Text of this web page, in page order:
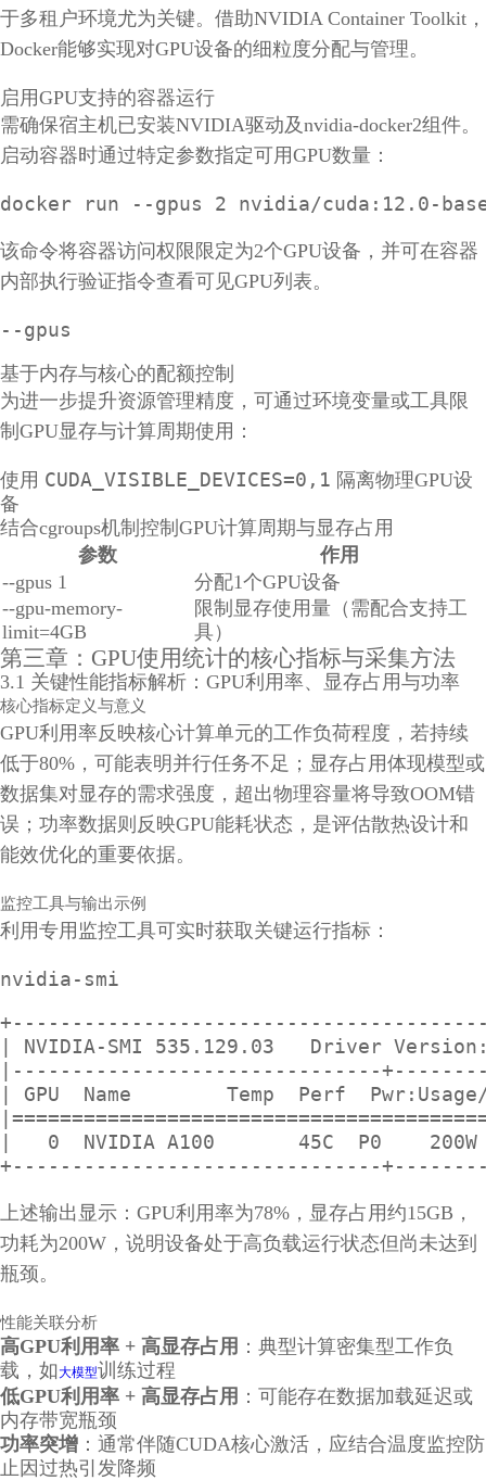
于多租户环境尤为关键。借助NVIDIA Container Toolkit，
Docker能够实现对GPU设备的细粒度分配与管理。
启用GPU支持的容器运行
需确保宿主机已安装NVIDIA驱动及nvidia-docker2组件。
启动容器时通过特定参数指定可用GPU数量：
docker run --gpus 2 nvidia/cuda:12.0-
该命令将容器访问权限限定为2个GPU设备，并可在容器
内部执行验证指令查看可见GPU列表。
--gpus
基于内存与核心的配额控制
为进一步提升资源管理精度，可通过环境变量或工具限
制GPU显存与计算周期使用：
使用 CUDA_VISIBLE_DEVICES=0,1 隔离物理GPU设
备
结合cgroups机制控制GPU计算周期与显存占用
参数
作用
--gpus 1
分配1个GPU设备
--gpu-memory-
limit=4GB
限制显存使用量（需配合支持工
具）
第三章：GPU使用统计的核心指标与采集方法
3.1 关键性能指标解析：GPU利用率、显存占用与功率
核心指标定义与意义
GPU利用率反映核心计算单元的工作负荷程度，若持续
低于80%，可能表明并行任务不足；显存占用体现模型或
数据集对显存的需求强度，超出物理容量将导致OOM错
误；功率数据则反映GPU能耗状态，是评估散热设计和
能效优化的重要依据。
监控工具与输出示例
利用专用监控工具可实时获取关键运行指标：
nvidia-smi
| NVIDIA-SMI 535.129.03   Driver
|-------------------------------
| GPU  Name        Temp  Perf
|   0  NVIDIA A100       45C  P0
+-------------------------------
上述输出显示：GPU利用率为78%，显存占用约15GB，
功耗为200W，说明设备处于高负载运行状态但尚未达到
瓶颈。
性能关联分析
高GPU利用率 + 高显存占用 ：典型计算密集型工作负
载，如大模型训练过程
低GPU利用率 + 高显存占用 ：可能存在数据加载延迟或
内存带宽瓶颈
功率突增 ：通常伴随CUDA核心激活，应结合温度监控防
止因过热引发降频